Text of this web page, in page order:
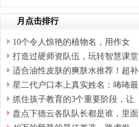
月点击排行
10个令人惊艳的植物名，用作女
打造过硬师资队伍，玩转智慧课堂
适合油性皮肤的爽肤水推荐！超补
星二代户口本上真实姓名：咘咘最
抓住孩子教育的3个重要阶段，让
盘点下德云各队队长都是谁，里面